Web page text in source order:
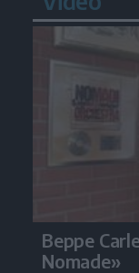
Beppe
Nomade»